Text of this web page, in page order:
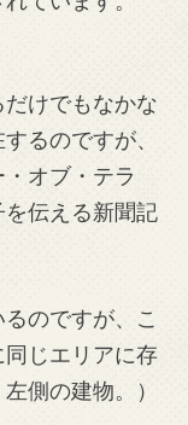
けでもなかな
るのですが、
オブ・テラ
伝える新聞記
のですが、こ
じエリアに存
側の建物。）